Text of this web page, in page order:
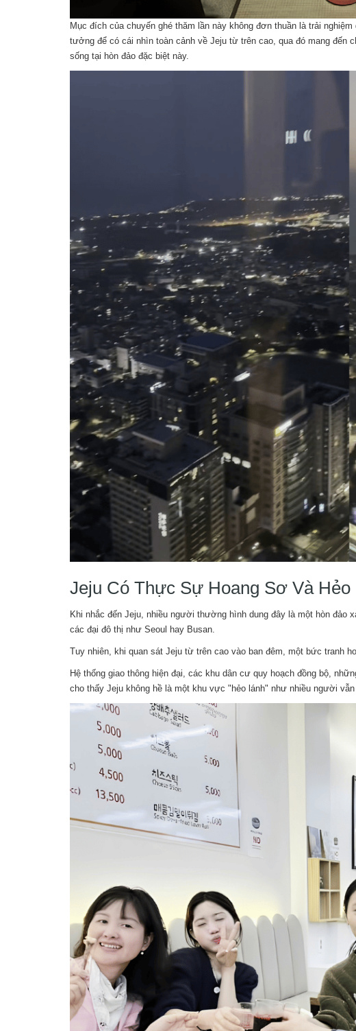
Mục đích của chuyến ghé thăm lần này không đơn thuần là trải
tưởng để có cái nhìn toàn cảnh về Jeju từ trên cao, qua đó mang đến
sống tại hòn đảo đặc biệt này.
Jeju Có Thực Sự Hoang Sơ Và Hẻo
Khi nhắc đến Jeju, nhiều người thường hình dung đây là một hòn
các đại đô thị như Seoul hay Busan.
Tuy nhiên, khi quan sát Jeju từ trên cao vào ban đêm, một bức tranh
Hệ thống giao thông hiện đại, các khu dân cư quy hoạch đồng bộ,
cho thấy Jeju không hề là một khu vực "hẻo lánh" như nhiều người vẫn